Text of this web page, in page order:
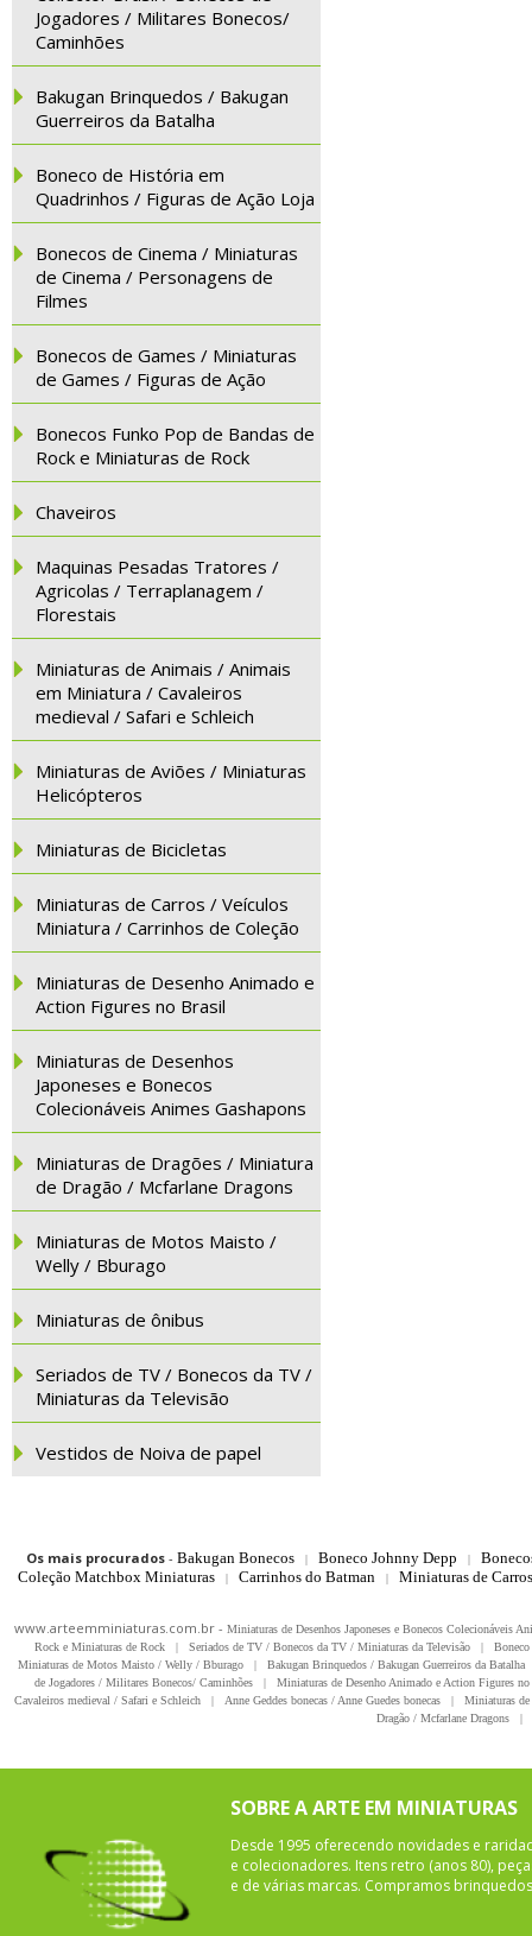
Jogadores / Militares Bonecos/
Caminhões
Bakugan Brinquedos / Bakugan
Guerreiros da Batalha
Boneco de História em
Quadrinhos / Figuras de Ação Loja
Bonecos de Cinema / Miniaturas
de Cinema / Personagens de
Filmes
Bonecos de Games / Miniaturas
de Games / Figuras de Ação
Bonecos Funko Pop de Bandas de
Rock e Miniaturas de Rock
Chaveiros
Maquinas Pesadas Tratores /
Agricolas / Terraplanagem /
Florestais
Miniaturas de Animais / Animais
em Miniatura / Cavaleiros
medieval / Safari e Schleich
Miniaturas de Aviões / Miniaturas
Helicópteros
Miniaturas de Bicicletas
Miniaturas de Carros / Veículos
Miniatura / Carrinhos de Coleção
Miniaturas de Desenho Animado e
Action Figures no Brasil
Miniaturas de Desenhos
Japoneses e Bonecos
Colecionáveis Animes Gashapons
Miniaturas de Dragões / Miniatura
de Dragão / Mcfarlane Dragons
Miniaturas de Motos Maisto /
Welly / Bburago
Miniaturas de ônibus
Seriados de TV / Bonecos da TV /
Miniaturas da Televisão
Vestidos de Noiva de papel
Os mais procurados- Bakugan Bonecos | Boneco Johnny Depp |
Coleção Matchbox Miniaturas
| Carrinhos do Batman | Miniaturas de
www.arteemminiaturas.com.br - Miniaturas de Desenhos Japoneses e Bonecos Colecionáveis
Rock e Miniaturas de Rock
| Seriados de TV / Bonecos da TV / Miniaturas da Televisão |
Miniaturas de Motos Maisto / Welly / Bburago
| Bakugan Brinquedos / Bakugan Guerreiros da Batalha
de Jogadores / Militares Bonecos/ Caminhões
|
Miniaturas de Desenho Animado e Action Figures
Cavaleiros medieval / Safari e Schleich
| Anne Geddes bonecas / Anne Guedes bonecas |
Miniaturas
Dragão / Mcfarlane Dragons
|
SOBRE A ARTE EM MINIATURAS
Desde 1995 oferecendo novidades e
e colecionadores. Itens retro (anos 80),
e de várias marcas. Compramos